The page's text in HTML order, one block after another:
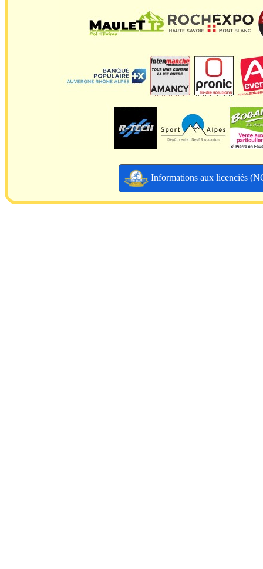
Informations aux licenciés